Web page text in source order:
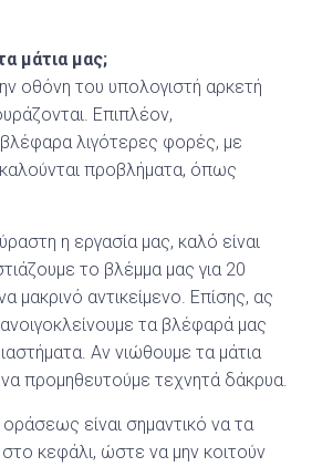
μάτια μας;
οθόνη του υπολογιστή αρκετή
Επιπλέον,
βλέφαρα λιγότερες φορές, με
προβλήματα, όπως
η εργασία μας, καλό είναι
το βλέμμα μας για 20
μακρινό αντικείμενο. Επίσης, ας
τα βλέφαρά μας
Αν νιώθουμε τα μάτια
προμηθευτούμε τεχνητά δάκρυα.
είναι σημαντικό να τα
κεφάλι, ώστε να μην κοιτούν